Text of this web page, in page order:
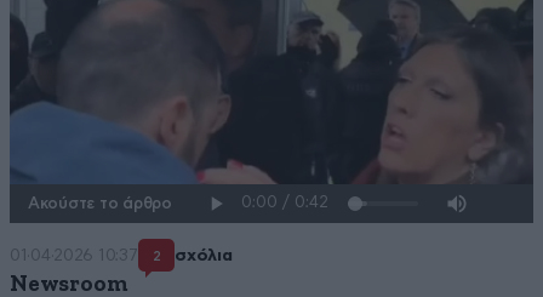
Ακούστε το άρθρο
01·04·2026 10:37 2 σχόλια
Newsroom